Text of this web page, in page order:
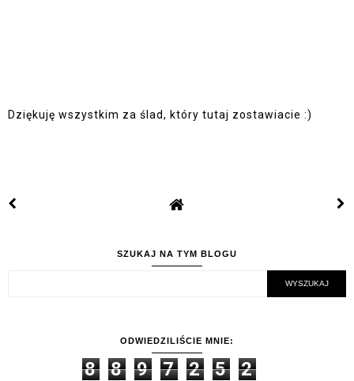
Dziękuję wszystkim za ślad, który tutaj zostawiacie :)
SZUKAJ NA TYM BLOGU
ODWIEDZILIŚCIE MNIE:
8 8 9 7 2 5 2